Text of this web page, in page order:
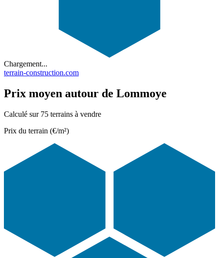
Chargement...
terrain-construction.com
Prix moyen autour de Lommoye
Calculé sur 75 terrains à vendre
Prix du terrain (€/m²)